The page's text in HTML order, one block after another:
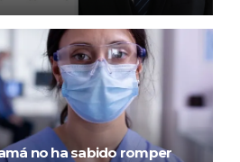
no ha sabido romper